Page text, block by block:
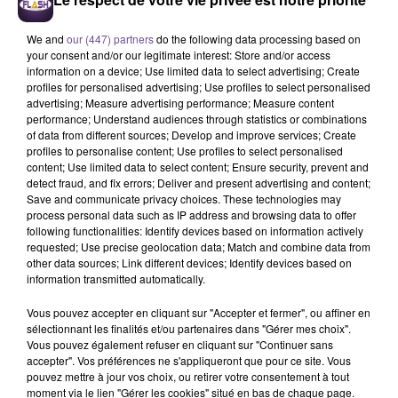
BRUNO MARS
I Just Might
ADÈLE CASTILLON
Été Avec Toi
DISTURBED
The Sound Of Silence
(remix Cyril)
5h10
5h10
JÉRÉMY FREROT
Frerot
5h06
5h06
THE SUPERMEN LOVERS
Dancing In The Rain
5h03
5h03
SIA
Elastic Heart
Cet élément est masqué compte-tenu du refus du
dépôt de cookies que vous avez exprimé. Si vous
We and our (447) partnersdo the following data processing based on
your consent and/or our legitimate interest: Store and/or access
information on a device; Use limited data to select advertising; Create
profiles for personalised advertising; Use profiles to select personalised
advertising; Measure advertising performance; Measure content
performance; Understand audiences through statistics or combinations
of data from different sources; Develop and improve services; Create
profiles to personalise content; Use profiles to select personalised
content; Use limited data to select content; Ensure security, prevent and
detect fraud, and fix errors; Deliver and present advertising and content;
Save and communicate privacy choices. These technologies may
process personal data such as IP address and browsing data to offer
following functionalities: Identify devices based on information actively
requested; Use precise geolocation data; Match and combine data from
other data sources; Link different devices; Identify devices based on
information transmitted automatically.
Vous pouvez accepter en cliquant sur "Accepter et fermer", ou affiner en
sélectionnant les finalités et/ou partenaires dans "Gérer mes choix".
Vous pouvez également refuser en cliquant sur "Continuer sans
accepter". Vos préférences ne s'appliqueront que pour ce site. Vous
pouvez mettre à jour vos choix, ou retirer votre consentement à tout
moment via le lien "Gérer les cookies" situé en bas de chaque page.